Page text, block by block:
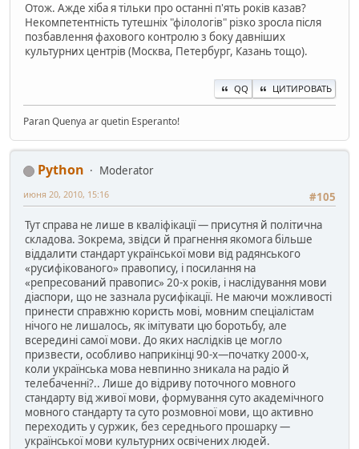
Отож. Ажде хіба я тільки про останні п'ять років казав?
Некомпетентність тутешніх "філологів" різко зросла після
позбавлення фахового контролю з боку давніших
культурних центрів (Москва, Петербург, Казань тощо).
QQ ЦИТИРОВАТЬ
Paran Quenya ar quetin Esperanto!
Python
Moderator
#105
июня 20, 2010, 15:16
Тут справа не лише в кваліфікації — присутня й політична
складова. Зокрема, звідси й прагнення якомога більше
віддалити стандарт української мови від радянського
«русифікованого» правопису, і посилання на
«репресований правопис» 20-х років, і наслідування мови
діаспори, що не зазнала русифікації. Не маючи можливості
принести справжню користь мові, мовним спеціалістам
нічого не лишалось, як імітувати цю боротьбу, але
всередині самої мови. До яких наслідків це могло
призвести, особливо наприкінці 90-х—початку 2000-х,
коли українська мова невпинно зникала на радіо й
телебаченні?.. Лише до відриву поточного мовного
стандарту від живої мови, формування суто академічного
мовного стандарту та суто розмовної мови, що активно
переходить у суржик, без середнього прошарку —
української мови культурних освічених людей.